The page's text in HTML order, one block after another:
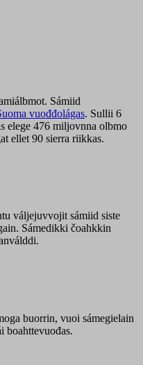
Sámiid
vuođđolágas. Sullii 6
elege 476 miljovnna olbmo
ellet 90 sierra riikkas.
váljejuvvojit sámiid siste
Sámedikki čoahkkin
buorrin, vuoi sámegielain
boahttevuođas.